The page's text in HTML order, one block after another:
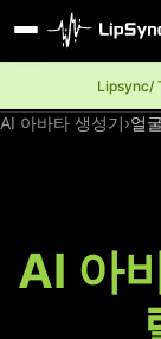
Lipsync/
AI 아바타 생성기›얼
AI 아